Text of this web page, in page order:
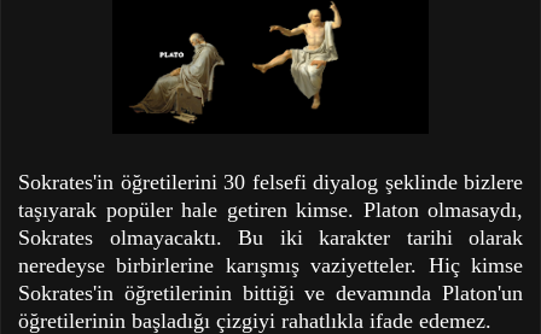
Sokrates'in öğretilerini 30 felsefi diyalog şeklinde bizlere
taşıyarak popüler hale getiren kimse. Platon olmasaydı,
Sokrates olmayacaktı. Bu iki karakter tarihi olarak
neredeyse birbirlerine karışmış vaziyetteler. Hiç kimse
Sokrates'in öğretilerinin bittiği ve devamında Platon'un
öğretilerinin başladığı çizgiyi rahatlıkla ifade edemez.